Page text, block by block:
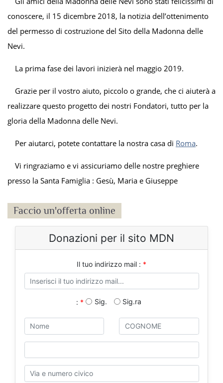
conoscere, il 15 dicembre 2018, la notizia dell’ottenimento
del permesso di costruzione del Sito della Madonna delle
Nevi.
La prima fase dei lavori inizierà nel maggio 2019.
Grazie per il vostro aiuto, piccolo o grande, che ci aiuterà a
realizzare questo progetto dei nostri Fondatori, tutto per la
gloria della Madonna delle Nevi.
Per aiutarci, potete contattare la nostra casa di Roma.
Vi ringraziamo e vi assicuriamo delle nostre preghiere
presso la Santa Famiglia : Gesù, Maria e Giuseppe
Faccio un'offerta online